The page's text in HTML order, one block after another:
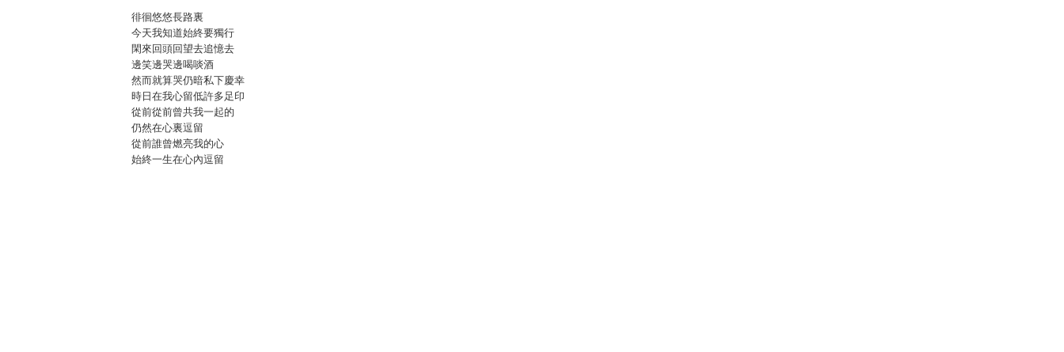
徘徊悠悠長路裏
今天我知道始終要獨行
閑來回頭回望去追憶去
邊笑邊哭邊喝啖酒
然而就算哭仍暗私下慶幸
時日在我心留低許多足印
從前從前曾共我一起的
仍然在心裏逗留
從前誰曾燃亮我的心
始終一生在心內逗留